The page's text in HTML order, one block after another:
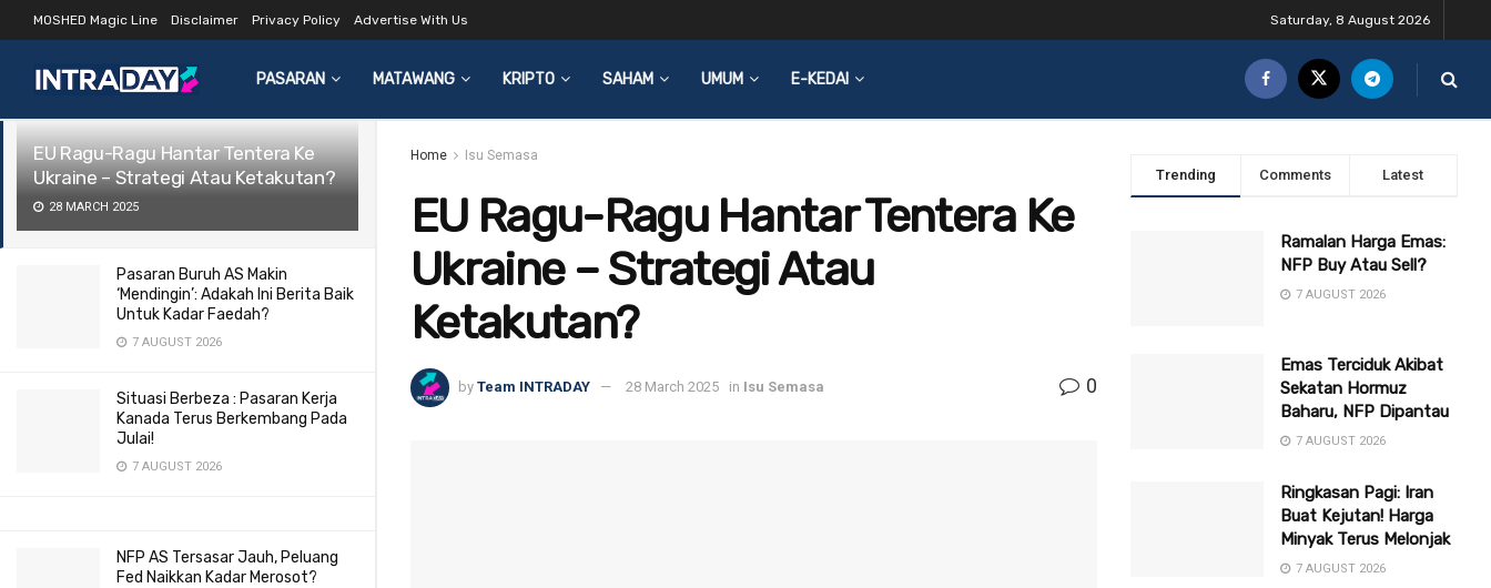
LATEST TRENDING Filter
EU Ragu-Ragu Hantar Tentera Ke
Ukraine – Strategi Atau Ketakutan?
28 MARCH 2025
Pasaran Buruh AS Makin
‘Mendingin’: Adakah Ini Berita Baik
Untuk Kadar Faedah?
7 AUGUST 2026
Situasi Berbeza : Pasaran Kerja
Kanada Terus Berkembang Pada
Julai!
7 AUGUST 2026
NFP AS Tersasar Jauh, Peluang
Fed Naikkan Kadar Merosot?
MOSHED Magic Line Disclaimer Privacy Policy Advertise With Us Saturday, 8 August 2026
PASARAN MATAWANG KRIPTO SAHAM UMUM E-KEDAI
Home Isu Semasa
EU Ragu-Ragu Hantar Tentera Ke
Ukraine – Strategi Atau
Ketakutan?
by Team INTRADAY 28 March 2025 in Isu Semasa 0
Trending Comments Latest
Ramalan Harga Emas:
NFP Buy Atau Sell?
7 AUGUST 2026
Emas Terciduk Akibat
Sekatan Hormuz
Baharu, NFP Dipantau
7 AUGUST 2026
Ringkasan Pagi: Iran
Buat Kejutan! Harga
Minyak Terus Melonjak
7 AUGUST 2026